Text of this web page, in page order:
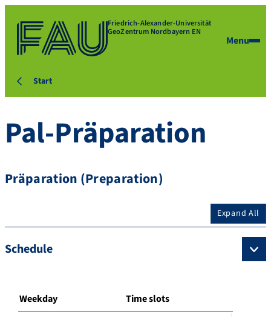
Friedrich-Alexander-Universität
GeoZentrum Nordbayern EN
Menu
Start
Pal-Präparation
Präparation (Preparation)
Expand All
Schedule
Weekday Time slots